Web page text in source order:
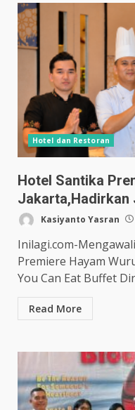
Hotel dan Restoran
Hotel Santika
Jakarta,Hadirkan
Kasiyanto Yasran
Inilagi.com-
Premiere Hayam
You Can Eat Buffet
Read More